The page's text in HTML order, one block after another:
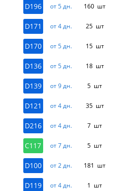
D196 от 5 дн. 160 шт
D171 от 4 дн. 25 шт
D170 от 5 дн. 15 шт
D136 от 5 дн. 18 шт
D139 от 9 дн. 5 шт
D121 от 4 дн. 35 шт
D216 от 4 дн. 7 шт
C117 от 7 дн. 5 шт
D100 от 2 дн. 181 шт
D119 от 4 дн. 1 шт